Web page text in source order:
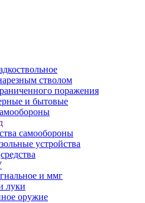
стволом
поражения
и бытовые
самообороны
устройства
и ммг
луки
оружие